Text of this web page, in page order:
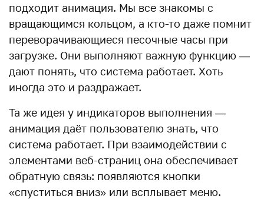
подходит анимация. Мы все знакомы с
вращающимся кольцом, а кто-то даже помнит
переворачивающиеся песочные часы при
загрузке. Они выполняют важную функцию —
дают понять, что система работает. Хоть
иногда это и раздражает.
Та же идея у индикаторов выполнения —
анимация даёт пользователю знать, что
система работает. При взаимодействии с
элементами веб-страниц она обеспечивает
обратную связь: появляются кнопки
«спуститься вниз» или всплывает меню.